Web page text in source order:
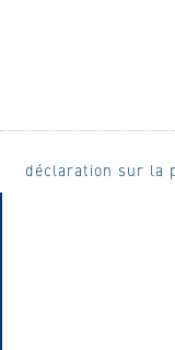
déclaration sur la